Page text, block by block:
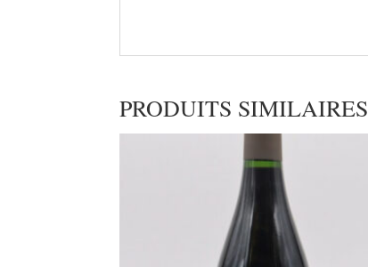
PRODUITS SIMILAIRES